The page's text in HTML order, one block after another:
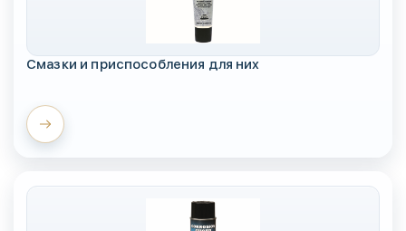
Смазки и приспособления для них